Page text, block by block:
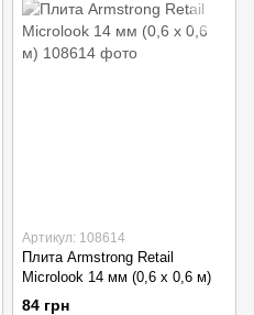
Артикул: 108614
Плита Armstrong Retail
Microlook 14 мм (0,6 х 0,6 м)
84 грн